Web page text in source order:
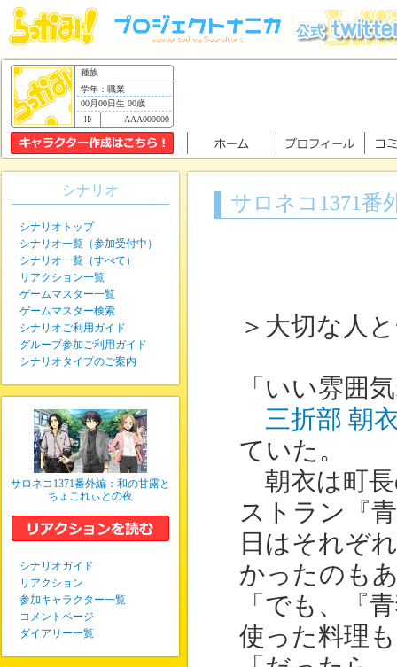
種族
学年：職業
00月00日生 00歳
AAA000000
サロネコ1371番
＞大切な人
「いい雰囲
三折部 朝
ていた。
朝衣は町長
ストラン『
日はそれぞ
かったのも
「でも、『
使った料理
シナリオ
シナリオトップ
シナリオ一覧（参加受付中）
シナリオ一覧（すべて）
リアクション一覧
ゲームマスター一覧
ゲームマスター検索
シナリオご利用ガイド
グループ参加ご利用ガイド
シナリオタイプのご案内
サロネコ1371番外編：和の甘露と
ちょこれぃとの夜
シナリオガイド
リアクション
参加キャラクター一覧
コメントページ
ダイアリー一覧